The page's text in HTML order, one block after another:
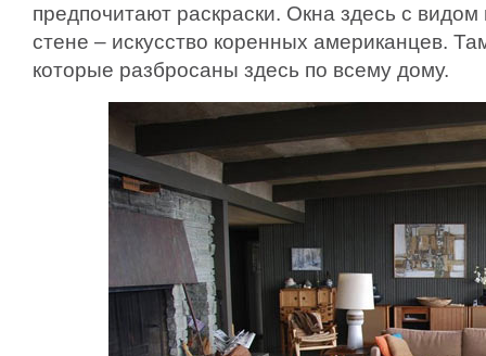
предпочитают раскраски. Окна здесь с
стене – искусство коренных американцев.
которые разбросаны здесь по всему дому.